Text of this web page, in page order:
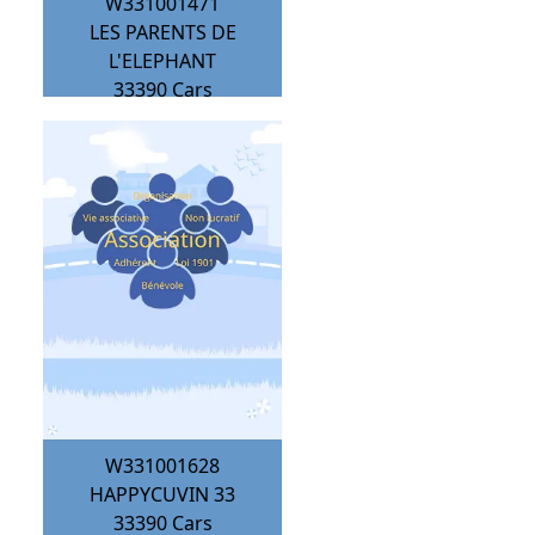
LES PARENTS DE
L'ELEPHANT
33390 Cars
W331001628
HAPPYCUVIN 33
33390 Cars